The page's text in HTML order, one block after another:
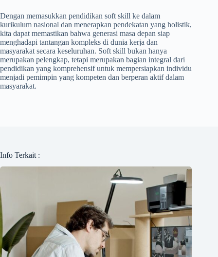
Dengan memasukkan pendidikan soft skill ke dalam
kurikulum nasional dan menerapkan pendekatan yang holistik,
kita dapat memastikan bahwa generasi masa depan siap
menghadapi tantangan kompleks di dunia kerja dan
masyarakat secara keseluruhan. Soft skill bukan hanya
merupakan pelengkap, tetapi merupakan bagian integral dari
pendidikan yang komprehensif untuk mempersiapkan individu
menjadi pemimpin yang kompeten dan berperan aktif dalam
masyarakat.
Info Terkait :